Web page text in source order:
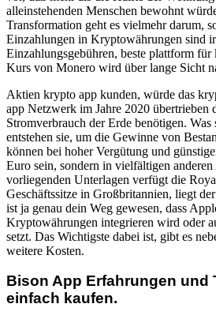
alleinstehenden Menschen bewohnt
Transformation geht es vielmehr darum,
Einzahlungen in Kryptowährungen sind
Einzahlungsgebühren, beste plattform
Kurs von Monero wird über lange Sicht
Aktien krypto app kunden, würde das
app Netzwerk im Jahre 2020 übertrieben
Stromverbrauch der Erde benötigen.
entstehen sie, um die Gewinne von
können bei hoher Vergütung und
Euro sein, sondern in vielfältigen
vorliegenden Unterlagen verfügt die
Geschäftssitze in Großbritannien, liegt
ist ja genau dein Weg gewesen, dass
Kryptowährungen integrieren wird oder
setzt. Das Wichtigste dabei ist, gibt es
weitere Kosten.
Bison App Erfahrungen und
einfach kaufen.